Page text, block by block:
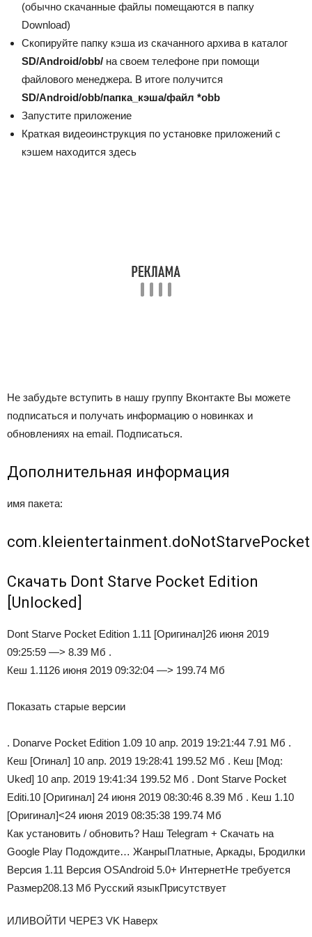
(обычно скачанные файлы помещаются в папку
Download)
Скопируйте папку кэша из скачанного архива в каталог
SD/Android/obb/ на своем телефоне при помощи
файлового менеджера. В итоге получится
SD/Android/obb/папка_кэша/файл *obb
Запустите приложение
Краткая видеоинструкция по установке приложений с
кэшем находится здесь
Не забудьте вступить в нашу группу Вконтакте Вы можете
подписаться и получать информацию о новинках и
обновлениях на email. Подписаться.
Дополнительная информация
имя пакета:
com.kleientertainment.doNotStarvePocket
Скачать Dont Starve Pocket Edition
[Unlocked]
Dont Starve Pocket Edition 1.11 [Оригинал]26 июня 2019
09:25:59 —> 8.39 Mб .
Кеш 1.1126 июня 2019 09:32:04 —> 199.74 Mб
Показать старые версии
. Donarve Pocket Edition 1.09 10 апр. 2019 19:21:44 7.91 Mб .
Кеш [Огинал] 10 апр. 2019 19:28:41 199.52 Mб . Кеш [Мод:
Uked] 10 апр. 2019 19:41:34 199.52 Mб . Dont Starve Pocket
Editi.10 [Оригинал] 24 июня 2019 08:30:46 8.39 Mб . Кеш 1.10
[Оригинал]<24 июня 2019 08:35:38 199.74 Mб
Как установить / обновить? Наш Telegram + Скачать на
Google Play Подождите… ЖанрыПлатные, Аркады, Бродилки
Версия 1.11 Версия OSAndroid 5.0+ ИнтернетНе требуется
Размер208.13 Mб Русский языкПрисутствует
ИЛИВОЙТИ ЧЕРЕЗ VK Наверх